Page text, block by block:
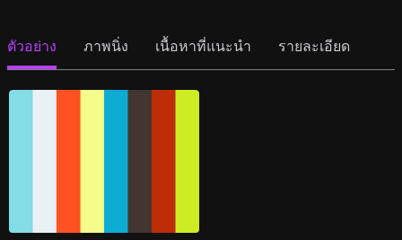
ตัวอย่าง ภาพนิ่ง เนื้อหาที่แนะนำ รายละเอียด